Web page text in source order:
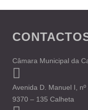
Câmara Municipal da
Avenida D. Manuel I,
9370 – 135 Calheta